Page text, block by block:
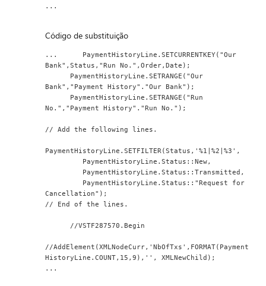
...
Código de substituição
...      PaymentHistoryLine.SETCURRENTKEY("Our
Bank",Status,"Run No.",Order,Date);
Bank","Payment History"."Our Bank");
No.","Payment History"."Run No.");
// Add the following lines.
PaymentHistoryLine.SETFILTER(Status,'%1|%2|%3',
         PaymentHistoryLine.Status::New,
         PaymentHistoryLine.Status::Transmitted,
Cancellation");
// End of the lines.
      //VSTF287570.Begin
//AddElement(XMLNodeCurr,'NbOfTxs',FORMAT(Payment
HistoryLine.COUNT,15,9),'', XMLNewChild);
...